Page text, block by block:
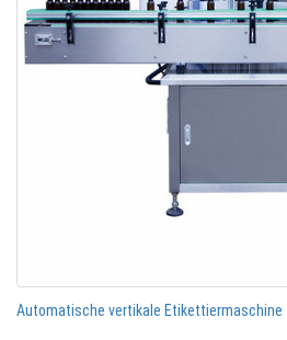
Automatische vertikale Etikettiermaschine